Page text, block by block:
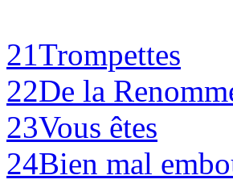
21Trompettes
22De la
23Vous êtes
24Bien mal